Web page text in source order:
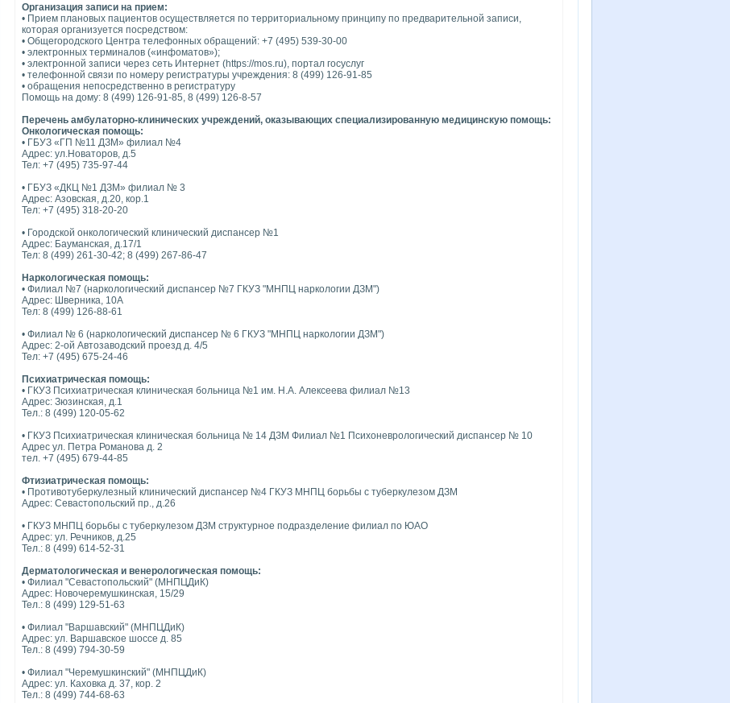
Организация записи на прием:
• Прием плановых пациентов осуществляется по территориальному принципу по предварительной записи,
которая организуется посредством:
• Общегородского Центра телефонных обращений: +7 (495) 539-30-00
• электронных терминалов («инфоматов»);
• электронной записи через сеть Интернет (https://mos.ru), портал госуслуг
• телефонной связи по номеру регистратуры учреждения: 8 (499) 126-91-85
• обращения непосредственно в регистратуру
Помощь на дому: 8 (499) 126-91-85, 8 (499) 126-8-57
Перечень амбулаторно-клинических учреждений, оказывающих специализированную медицинскую помощь:
Онкологическая помощь:
• ГБУЗ «ГП №11 ДЗМ» филиал №4
Адрес: ул.Новаторов, д.5
Тел: +7 (495) 735-97-44
• ГБУЗ «ДКЦ №1 ДЗМ» филиал № 3
Адрес: Азовская, д.20, кор.1
Тел: +7 (495) 318-20-20
• Городской онкологический клинический диспансер №1
Адрес: Бауманская, д.17/1
Тел: 8 (499) 261-30-42; 8 (499) 267-86-47
Наркологическая помощь:
• Филиал №7 (наркологический диспансер №7 ГКУЗ "МНПЦ наркологии ДЗМ")
Адрес: Шверника, 10А
Тел: 8 (499) 126-88-61
• Филиал № 6 (наркологический диспансер № 6 ГКУЗ "МНПЦ наркологии ДЗМ")
Адрес: 2-ой Автозаводский проезд д. 4/5
Тел: +7 (495) 675-24-46
Психиатрическая помощь:
• ГКУЗ Психиатрическая клиническая больница №1 им. Н.А. Алексеева филиал №13
Адрес: Зюзинская, д.1
Тел.: 8 (499) 120-05-62
• ГКУЗ Психиатрическая клиническая больница № 14 ДЗМ Филиал №1 Психоневрологический диспансер № 10
Адрес ул. Петра Романова д. 2
тел. +7 (495) 679-44-85
Фтизиатрическая помощь:
• Противотуберкулезный клинический диспансер №4 ГКУЗ МНПЦ борьбы с туберкулезом ДЗМ
Адрес: Севастопольский пр., д.26
• ГКУЗ МНПЦ борьбы с туберкулезом ДЗМ структурное подразделение филиал по ЮАО
Адрес: ул. Речников, д.25
Тел.: 8 (499) 614-52-31
Дерматологическая и венерологическая помощь:
• Филиал "Севастопольский" (МНПЦДиК)
Адрес: Новочеремушкинская, 15/29
Тел.: 8 (499) 129-51-63
• Филиал "Варшавский" (МНПЦДиК)
Адрес: ул. Варшавское шоссе д. 85
Тел.: 8 (499) 794-30-59
• Филиал "Черемушкинский" (МНПЦДиК)
Адрес: ул. Каховка д. 37, кор. 2
Тел.: 8 (499) 744-68-63